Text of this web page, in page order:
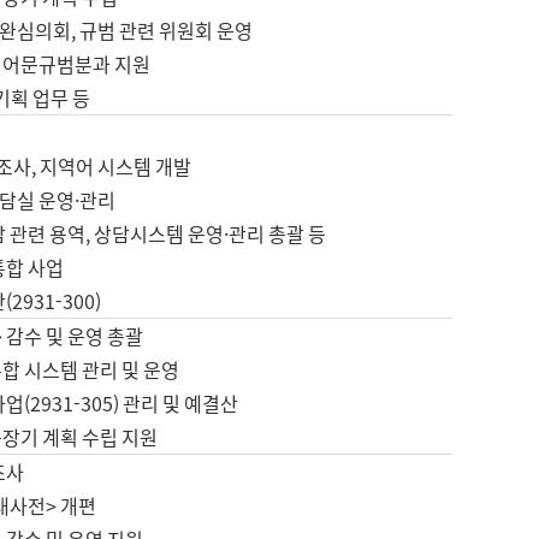
심의회, 규범 관련 위원회 운영
문규범분과 지원
획 업무 등
사, 지역어 시스템 개발
실 운영·관리
련 용역, 상담시스템 운영·관리 총괄 등
사업
(2931-300)
수 및 운영 총괄
시스템 관리 및 운영
업(2931-305) 관리 및 예결산
기 계획 수립 지원
사
사전> 개편